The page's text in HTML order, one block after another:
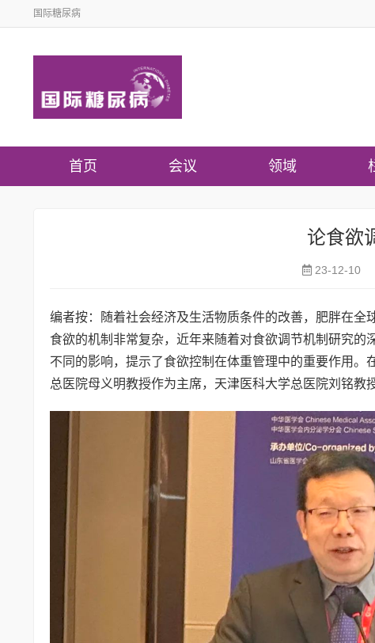
国际糖尿病
首页 会议 领域
论食欲
23-12-10
编者按：随着社会经济及生活物质条件的改善，肥胖在
食欲的机制非常复杂，近年来随着对食欲调节机制研究
不同的影响，提示了食欲控制在体重管理中的重要作用
总医院母义明教授作为主席，天津医科大学总医院刘铭教